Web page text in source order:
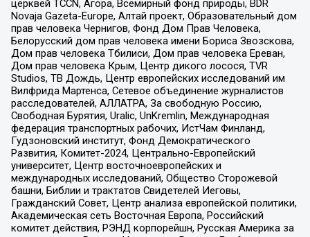
церквей TCCN, Агора, Всемирный фонд природы, BDR
Novaja Gazeta-Europe, Алтай проект, Образовательный дом
прав человека Чернигов, Фонд Дом Прав Человека,
Белорусский дом прав человека имени Бориса Звозскова,
Дом прав человека Тбилиси, Дом прав человека Ереван,
Дом прав человека Крым, Центр дикого лосося, TVR
Studios, ТВ Дождь, Центр европейских исследований им
Вилфрида Мартенса, Сетевое объединение журналистов
расследователей, АЛЛАТРА, За свободную Россию,
Свободная Бурятия, Uralic, UnKremlin, Международная
федерация транспортных рабочих, ИстЧам Финланд,
Гудзоновский институт, Фонд Демократического
Развития, Комитет-2024, Центрально-Европейский
университет, Центр восточноевропейских и
международных исследований, Общество Сторожевой
башни, Библии и трактатов Свидетелей Иеговы,
Гражданский Совет, Центр анализа европейской политики,
Академическая сеть Восточная Европа, Российский
комитет действия, РЭНД корпорейшн, Русская Америка за